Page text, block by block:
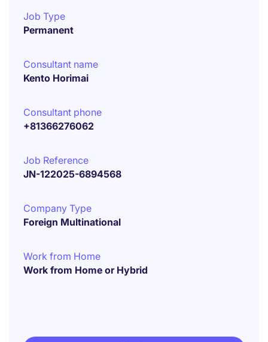
Job Type
Permanent
Consultant name
Kento Horimai
Consultant phone
+81366276062
Job Reference
JN-122025-6894568
Company Type
Foreign Multinational
Work from Home
Work from Home or Hybrid